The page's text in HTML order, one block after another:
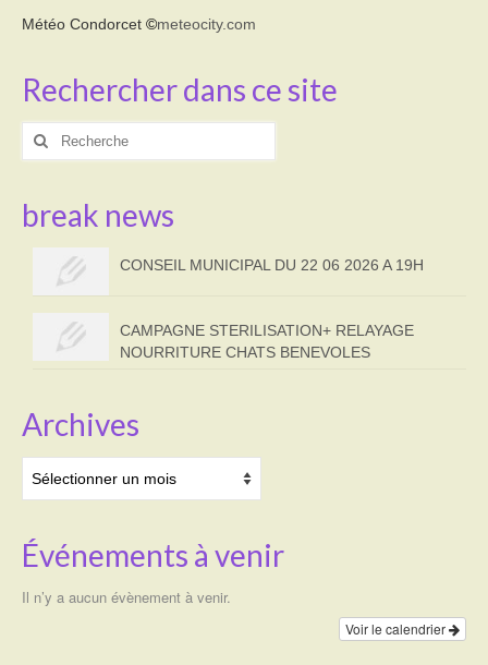
Météo Condorcet ©meteocity.com
Rechercher dans ce site
Rechercher
break news
CONSEIL MUNICIPAL DU 22 06 2026 A 19H
CAMPAGNE STERILISATION+ RELAYAGE
NOURRITURE CHATS BENEVOLES
Archives
Événements à venir
Il n’y a aucun évènement à venir.
Voir le calendrier